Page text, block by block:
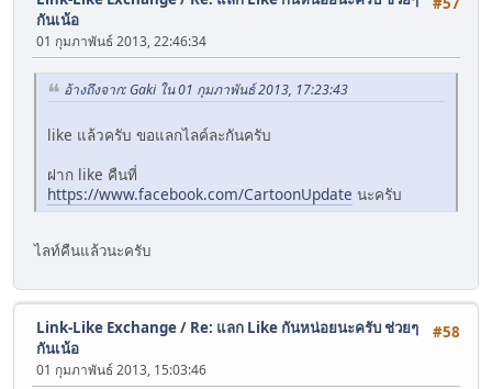
กันเน้อ
01 กุมภาพันธ์ 2013, 22:46:34
อ้างถึงจาก: Gaki ใน 01 กุมภาพันธ์ 2013, 17:23:43
like แล้วครับ ขอแลกไลค์ละกันครับ
ฝาก like คืนที่
https://www.facebook.com/CartoonUpdate นะครับ
ไลท์คืนแล้วนะครับ
#58
Link-Like Exchange/ Re: แลก Like กันหน่อยนะครับ ช่วยๆ
กันเน้อ
01 กุมภาพันธ์ 2013, 15:03:46